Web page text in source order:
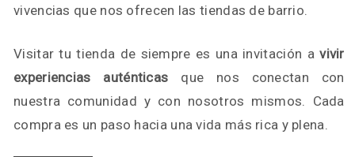
vivencias que nos ofrecen las tiendas de barrio.
Visitar tu tienda de siempre es una invitación avivir
experiencias auténticas que nos conectan con
nuestra comunidad y con nosotros mismos. Cada
compra es un paso hacia una vida más rica y plena.